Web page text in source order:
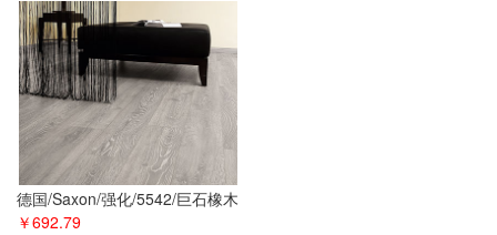
德国/Saxon/强化/5542/巨石橡木
￥692.79